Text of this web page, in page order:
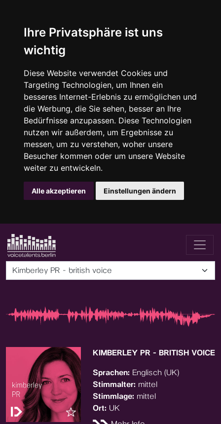
Ihre Privatsphäre ist uns
wichtig
Diese Website verwendet Cookies und
Targeting Technologien, um Ihnen ein
besseres Internet-Erlebnis zu ermöglichen und
die Werbung, die Sie sehen, besser an Ihre
Bedürfnisse anzupassen. Diese Technologien
nutzen wir außerdem, um Ergebnisse zu
messen, um zu verstehen, woher unsere
Besucher kommen oder um unsere Website
weiter zu entwickeln.
Alle akzeptieren Einstellungen ändern
Kimberley PR - british voice
KIMBERLEY PR - BRITISH VOICE
Sprachen: Englisch (UK)
Stimmalter: mittel
Stimmlage: mittel
Ort: UK